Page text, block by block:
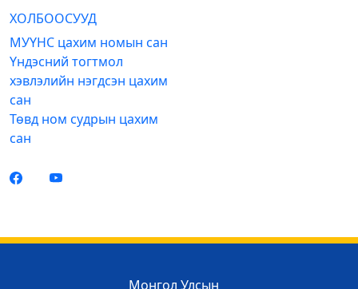
ХОЛБООСУУД
МУҮНС цахим номын сан
Үндэсний тогтмол
хэвлэлийн нэгдсэн цахим
сан
Төвд ном судрын цахим
сан
Монгол Улсын